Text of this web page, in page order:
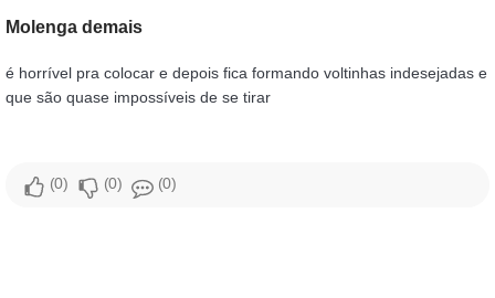
molenga demais
é horrível pra colocar e depois fica formando voltinhas indesejadas e
que são quase impossíveis de se tirar
0 0 0